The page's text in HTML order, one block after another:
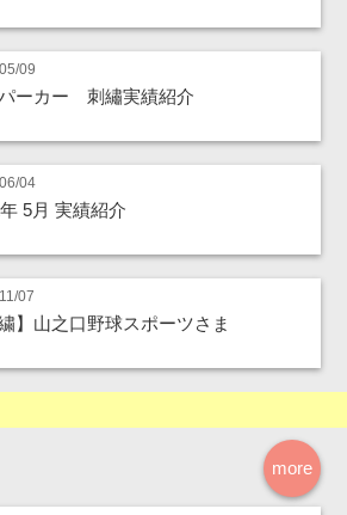
09
ーカー 刺繡実績紹介
04
5月 実績紹介
07
繍】山之口野球スポーツさま
more